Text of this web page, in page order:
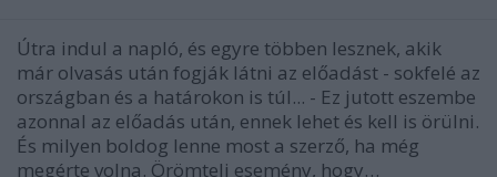
Útra indul a napló, és egyre többen lesznek, akik
már olvasás után fogják látni az előadást - sokfelé az
országban és a határokon is túl... - Ez jutott eszembe
azonnal az előadás után, ennek lehet és kell is örülni.
És milyen boldog lenne most a szerző, ha még
megérte volna. Örömteli esemény, hogy…